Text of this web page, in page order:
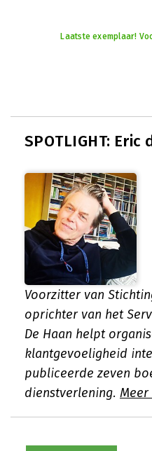
Laatste exemplaar!
SPOTLIGHT: Eric
Voorzitter van
oprichter van het
De Haan helpt
klantgevoeligheid
publiceerde zeven
dienstverlening. Meer